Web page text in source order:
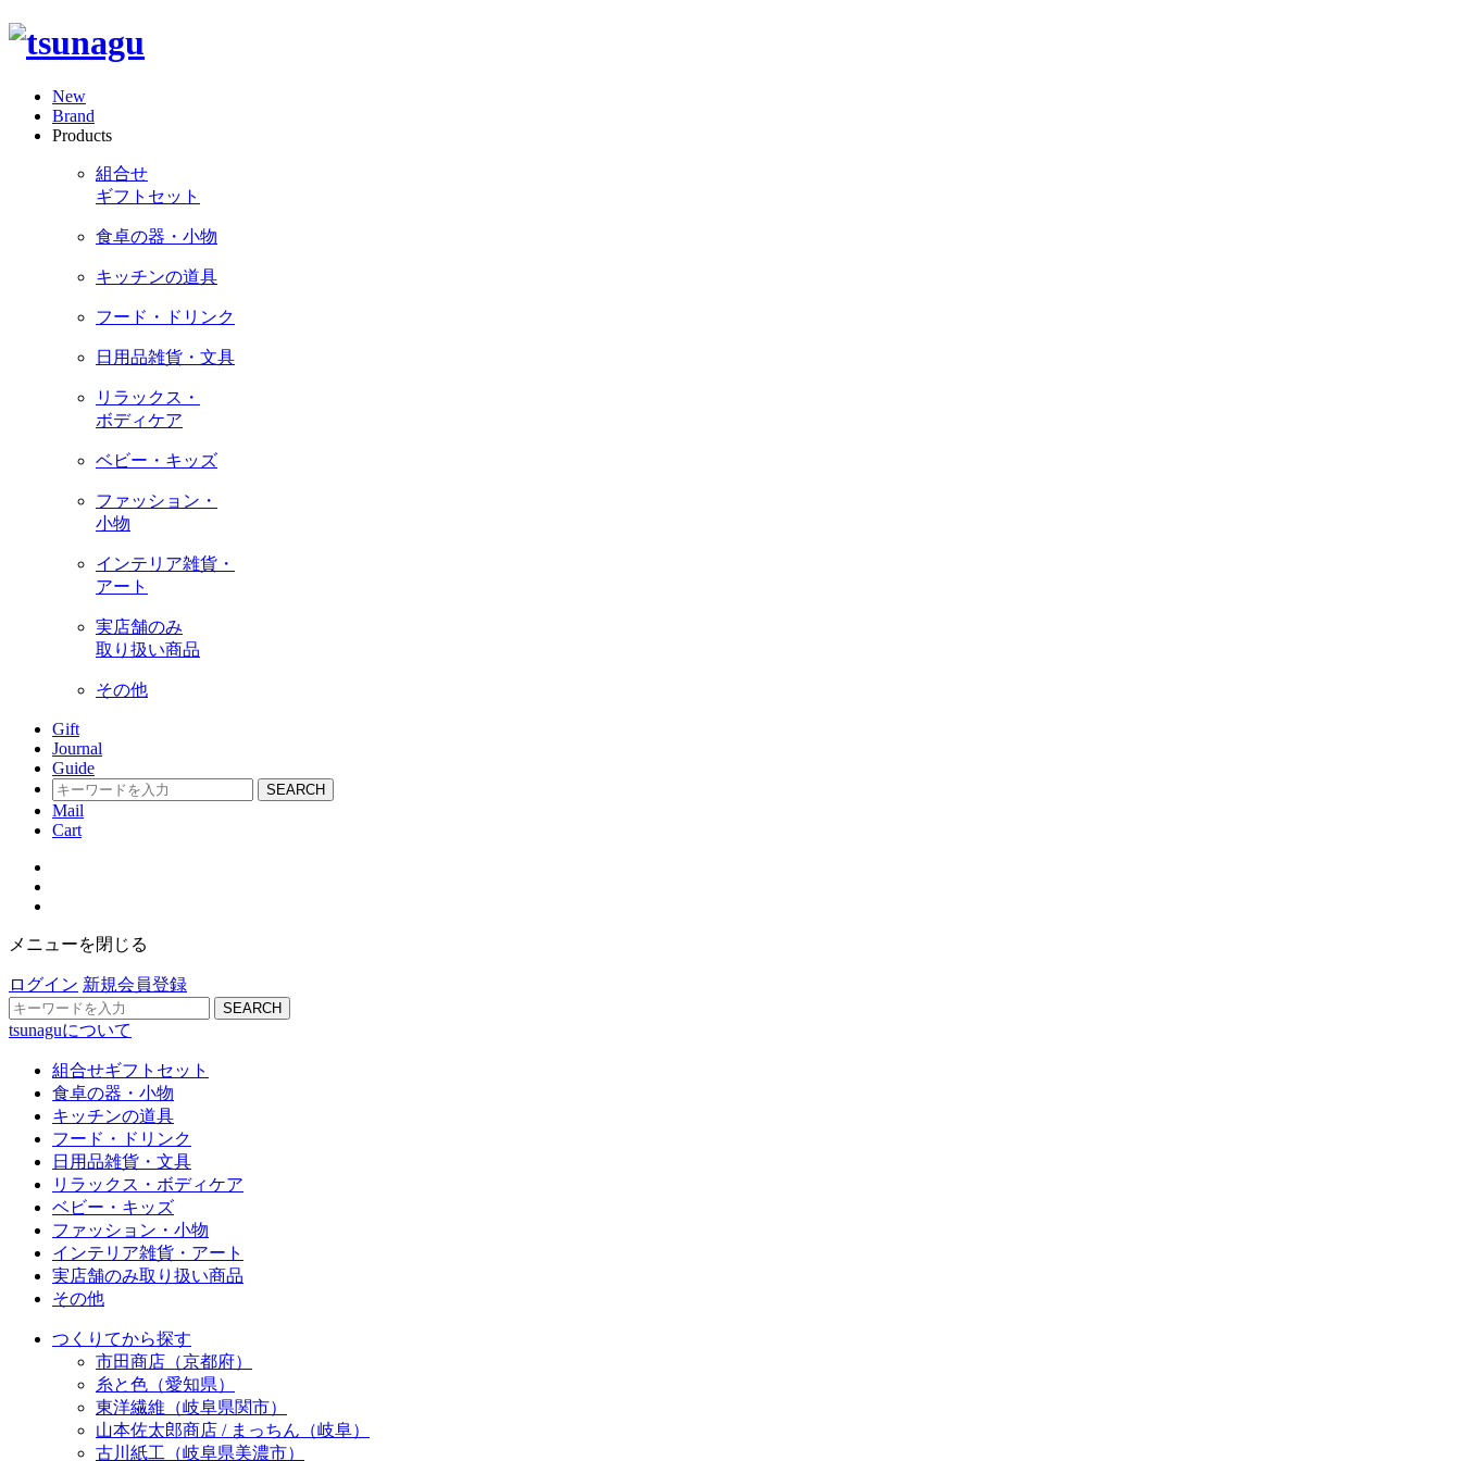
New
Brand
Products
組合せ
ギフトセット
食卓の器・小物
キッチンの道具
フード・ドリンク
日用品雑貨・文具
リラックス・
ボディケア
ベビー・キッズ
ファッション・
小物
インテリア雑貨・
アート
実店舗のみ
取り扱い商品
その他
Gift
Journal
Guide
SEARCH
Mail
Cart
メニューを閉じる
ログイン 新規会員登録
SEARCH
tsunaguについて
組合せギフトセット
食卓の器・小物
キッチンの道具
フード・ドリンク
日用品雑貨・文具
リラックス・ボディケア
ベビー・キッズ
ファッション・小物
インテリア雑貨・アート
実店舗のみ取り扱い商品
その他
つくりてから探す
市田商店（京都府）
糸と色（愛知県）
東洋繊維（岐阜県関市）
山本佐太郎商店 / まっちん（岐阜）
古川紙工（岐阜県美濃市）